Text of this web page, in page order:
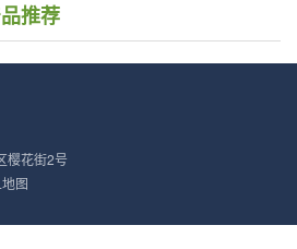
推荐
樱花街2号
图